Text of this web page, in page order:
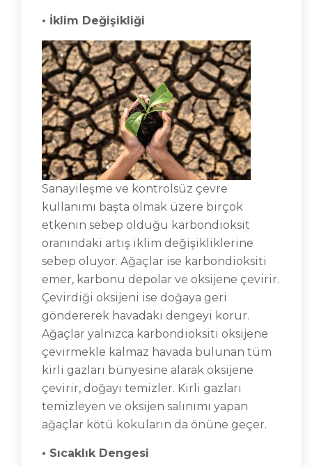
• İklim Değişikliği
Sanayileşme ve kontrolsüz çevre
kullanımı başta olmak üzere birçok
etkenin sebep olduğu karbondioksit
oranındaki artış iklim değişikliklerine
sebep oluyor. Ağaçlar ise karbondioksiti
emer, karbonu depolar ve oksijene çevirir.
Çevirdiği oksijeni ise doğaya geri
göndererek havadaki dengeyi korur.
Ağaçlar yalnızca karbondioksiti oksijene
çevirmekle kalmaz havada bulunan tüm
kirli gazları bünyesine alarak oksijene
çevirir, doğayı temizler. Kirli gazları
temizleyen ve oksijen salınımı yapan
ağaçlar kötü kokuların da önüne geçer.
• Sıcaklık Dengesi